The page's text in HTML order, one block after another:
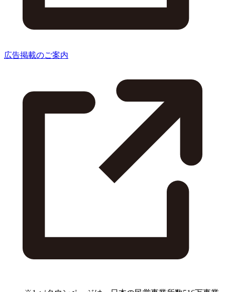
広告掲載のご案内